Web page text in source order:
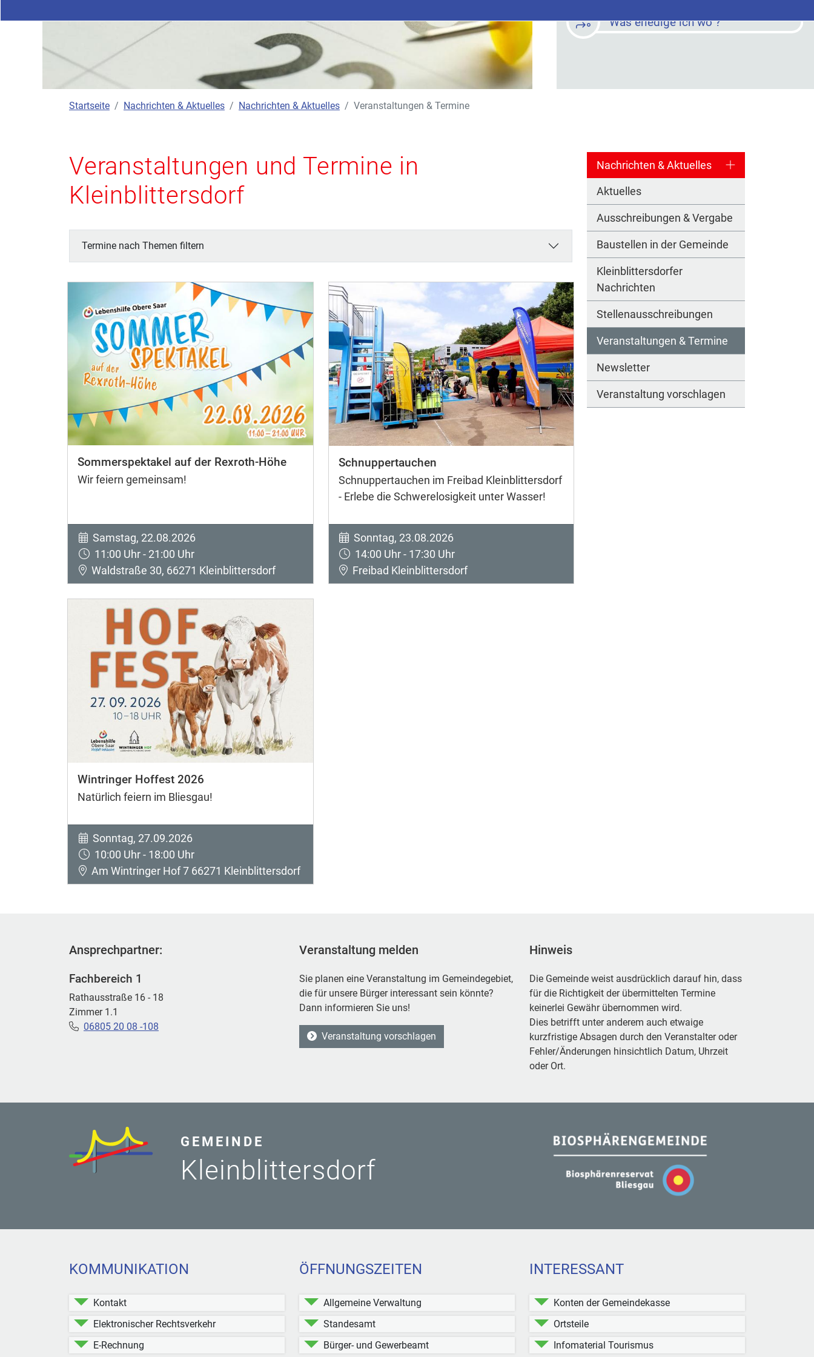
Was erledige ich wo ?
Startseite Nachrichten & Aktuelles Nachrichten & Aktuelles Veranstaltungen & Termine
Nachrichten & Aktuelles
Aktuelles
Ausschreibungen & Vergabe
Baustellen in der Gemeinde
Kleinblittersdorfer
Nachrichten
Stellenausschreibungen
Veranstaltungen & Termine
Newsletter
Veranstaltung vorschlagen
Veranstaltungen und Termine in
Kleinblittersdorf
Termine nach Themen filtern
Sommerspektakel auf der Rexroth-Höhe
Wir feiern gemeinsam!
Samstag, 22.08.2026
11:00 Uhr - 21:00 Uhr
Waldstraße 30, 66271 Kleinblittersdorf
Schnuppertauchen
Schnuppertauchen im Freibad Kleinblittersdorf
- Erlebe die Schwerelosigkeit unter Wasser!
Sonntag, 23.08.2026
14:00 Uhr - 17:30 Uhr
Freibad Kleinblittersdorf
Wintringer Hoffest 2026
Natürlich feiern im Bliesgau!
Sonntag, 27.09.2026
10:00 Uhr - 18:00 Uhr
Am Wintringer Hof 7 66271 Kleinblittersdorf
Ansprechpartner:
Fachbereich 1
Rathausstraße 16 - 18
Zimmer 1.1
06805 20 08 -108
Veranstaltung melden
Sie planen eine Veranstaltung im Gemeindegebiet,
die für unsere Bürger interessant sein könnte?
Dann informieren Sie uns!
Veranstaltung vorschlagen
Hinweis
Die Gemeinde weist ausdrücklich darauf hin, dass
für die Richtigkeit der übermittelten Termine
keinerlei Gewähr übernommen wird.
Dies betrifft unter anderem auch etwaige
kurzfristige Absagen durch den Veranstalter oder
Fehler/Änderungen hinsichtlich Datum, Uhrzeit
oder Ort.
GEMEINDE
Kleinblittersdorf
KOMMUNIKATION
Kontakt
Elektronischer Rechtsverkehr
E-Rechnung
ÖFFNUNGSZEITEN
Allgemeine Verwaltung
Standesamt
Bürger- und Gewerbeamt
INTERESSANT
Konten der Gemeindekasse
Ortsteile
Infomaterial Tourismus